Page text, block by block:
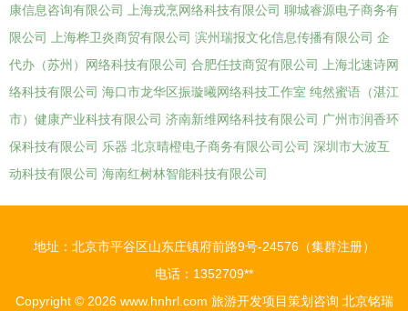
康信息咨询有限公司
上海戎烹网络科技有限公司 聊城睿源电子商务有
限公司
上海桦卫炎商贸有限公司 滨州瑞报文化信息传播有限公司 企
代办（苏州）网络科技有限公司 合肥任技商贸有限公司
上海北速诗网
络科技有限公司 海口市龙华区振璇曦网络科技工作室 纯然蜜语（湛江
市）健康产业科技有限公司 济南新维网络科技有限公司 广州市润香环
保科技有限公司 乐器 北京晴橙电子商务有限公司公司 深圳市大波互
动科技有限公司 海南红树林智能科技有限公司
地址：北京市平谷区山东庄镇府前路9号-24576（集群注册）
电话：1352709**
Copyright © 2026 www.hnhrl.com 旅游开发项目策划咨询 北京铭瑞